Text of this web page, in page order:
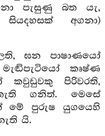
පැසුණු බත යැ,
අගනා)
ඝන පාෂාණයෝ
කෘෂ්ණ
කවුඩුවකු පිරිවරති,
ගනිත්. මෙසේ
මේ පුරුෂ යුගයෙහි
යි.